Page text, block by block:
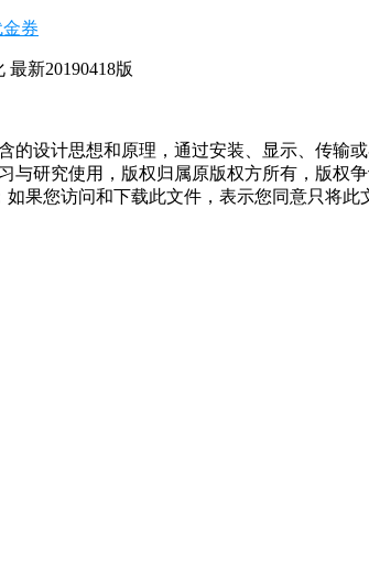
券
最新20190418版
的设计思想和原理，通过安装、显示、传输
研究使用，版权归属原版权方所有，版权
果您访问和下载此文件，表示您同意只将